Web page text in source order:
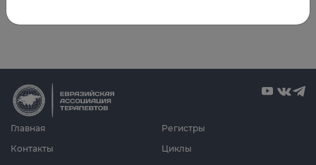
Главная
Циклы
Регистры
Контакты